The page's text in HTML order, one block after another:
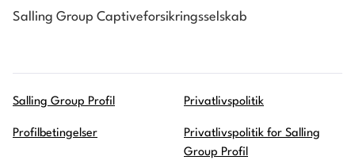
Salling Group Captiveforsikringsselskab
Salling Group Profil Privatlivspolitik
Profilbetingelser
Privatlivspolitik for Salling
Group Profil